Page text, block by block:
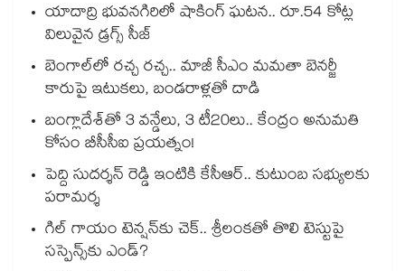
యాదాద్రి భువనగిరిలో షాకింగ్ ఘటన.. రూ.54 కోట్ల
విలువైన డ్రగ్స్ సీజ్
బెంగాల్⁭లో రచ్చ రచ్చ.. మాజీ సీఎం మమతా బెనర్జీ
కారుపై ఇటుకలు, బండరాళ్లతో దాడి
బంగ్లాదేశ్⁬తో 3 వన్డేలు, 3 టీ20లు.. కేంద్రం అనుమతి
కోసం బీసీసీఐ ప్రయత్నం!
పెద్ది సుదర్శన్ రెడ్డి ఇంటికి కేసీఆర్.. కుటుంబ సభ్యులకు
పరామర్శ
గిల్ గాయం టెన్షన్‌కు చెక్.. శ్రీలంకతో తొలి టెస్టుపై
సస్పెన్స్‌కు ఎండ్?